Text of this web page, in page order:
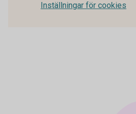
Inställningar för cookies